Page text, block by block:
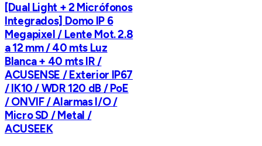
[Dual Light + 2 Micrófonos
Integrados] Domo IP 6
Megapixel / Lente Mot. 2.8
a 12 mm / 40 mts Luz
Blanca + 40 mts IR /
ACUSENSE / Exterior IP67
/ IK10 / WDR 120 dB / PoE
/ ONVIF / Alarmas I/O /
Micro SD / Metal /
ACUSEEK